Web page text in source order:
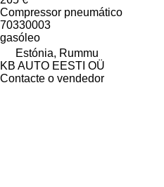
Compressor pneumático
70330003
gasóleo
Estónia, Rummu
KB AUTO EESTI OÜ
Contacte o vendedor